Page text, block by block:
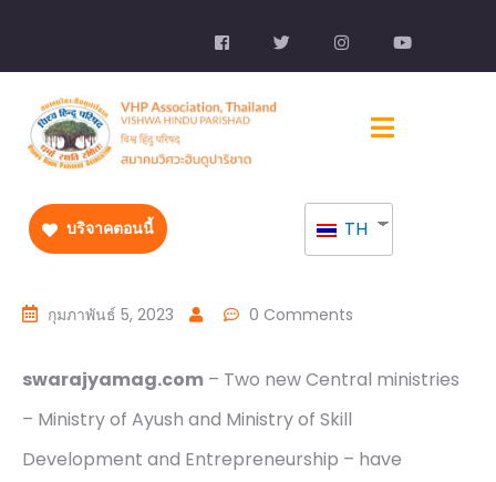
บริจาคตอนนี้ TH
กุมภาพันธ์ 5, 2023 0 Comments
swarajyamag.com – Two new Central ministries
– Ministry of Ayush and Ministry of Skill
Development and Entrepreneurship – have